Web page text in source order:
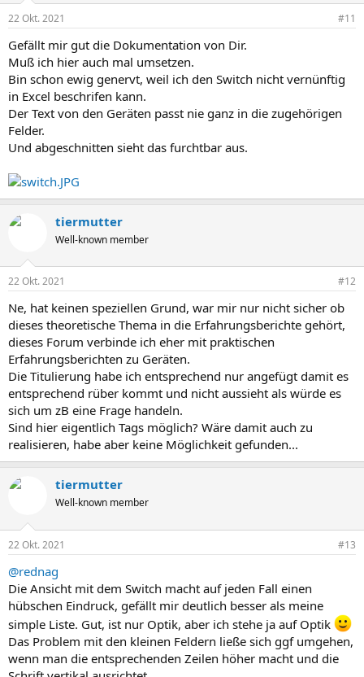
22 Okt. 2021 #11
Gefällt mir gut die Dokumentation von Dir.
Muß ich hier auch mal umsetzen.
Bin schon ewig genervt, weil ich den Switch nicht vernünftig
in Excel beschrifen kann.
Der Text von den Geräten passt nie ganz in die zugehörigen
Felder.
Und abgeschnitten sieht das furchtbar aus.
tiermutter
Well-known member
22 Okt. 2021 #12
Ne, hat keinen speziellen Grund, war mir nur nicht sicher ob
dieses theoretische Thema in die Erfahrungsberichte gehört,
dieses Forum verbinde ich eher mit praktischen
Erfahrungsberichten zu Geräten.
Die Titulierung habe ich entsprechend nur angefügt damit es
entsprechend rüber kommt und nicht aussieht als würde es
sich um zB eine Frage handeln.
Sind hier eigentlich Tags möglich? Wäre damit auch zu
realisieren, habe aber keine Möglichkeit gefunden...
tiermutter
Well-known member
22 Okt. 2021 #13
@rednag
Die Ansicht mit dem Switch macht auf jeden Fall einen
hübschen Eindruck, gefällt mir deutlich besser als meine
simple Liste. Gut, ist nur Optik, aber ich stehe ja auf Optik
Das Problem mit den kleinen Feldern ließe sich ggf umgehen,
wenn man die entsprechenden Zeilen höher macht und die